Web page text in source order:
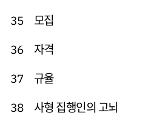
35 모집
36 자격
37 규율
38 사형 집행인의 고뇌